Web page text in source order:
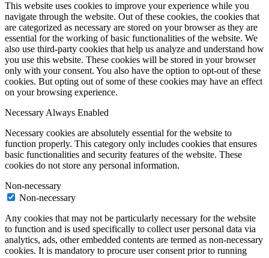
This website uses cookies to improve your experience while you
navigate through the website. Out of these cookies, the cookies that
are categorized as necessary are stored on your browser as they are
essential for the working of basic functionalities of the website. We
also use third-party cookies that help us analyze and understand how
you use this website. These cookies will be stored in your browser
only with your consent. You also have the option to opt-out of these
cookies. But opting out of some of these cookies may have an effect
on your browsing experience.
NecessaryAlways Enabled
Necessary cookies are absolutely essential for the website to
function properly. This category only includes cookies that ensures
basic functionalities and security features of the website. These
cookies do not store any personal information.
Non-necessary
Non-necessary
Any cookies that may not be particularly necessary for the website
to function and is used specifically to collect user personal data via
analytics, ads, other embedded contents are termed as non-necessary
cookies. It is mandatory to procure user consent prior to running